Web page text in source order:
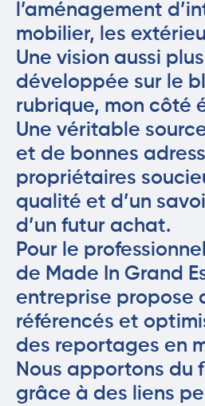
l’aménagement
mobilier, les
Une vision aussi
développée sur le
rubrique, mon côté
Une véritable
et de bonnes
propriétaires
qualité et d’un
d’un futur achat.
Pour le
de Made In Grand
entreprise propose
référencés et
des reportages en
Nous apportons du
grâce à des liens